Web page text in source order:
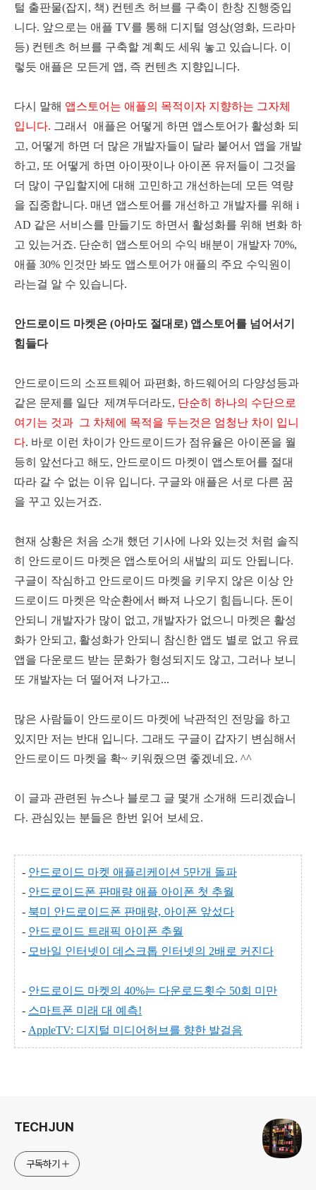
털 출판물(잡지, 책) 컨텐츠 허브를 구축이 한창 진행중입
니다. 앞으로는 애플 TV를 통해 디지털 영상(영화, 드라마
등) 컨텐츠 허브를 구축할 계획도 세워 놓고 있습니다. 이
렇듯 애플은 모든게 앱, 즉 컨텐츠 지향입니다.
다시 말해 앱스토어는 애플의 목적이자 지향하는 그자체
입니다. 그래서 애플은 어떻게 하면 앱스토어가 활성화 되
고, 어떻게 하면 더 많은 개발자들이 달라 붙어서 앱을 개발
하고, 또 어떻게 하면 아이팟이나 아이폰 유저들이 그것을
더 많이 구입할지에 대해 고민하고 개선하는데 모든 역량
을 집중합니다. 매년 앱스토어를 개선하고 개발자를 위해 i
AD 같은 서비스를 만들기도 하면서 활성화를 위해 변화 하
고 있는거죠. 단순히 앱스토어의 수익 배분이 개발자 70%,
애플 30% 인것만 봐도 앱스토어가 애플의 주요 수익원이
라는걸 알 수 있습니다.
안드로이드 마켓은 (아마도 절대로) 앱스토어를 넘어서기
힘들다
안드로이드의 소프트웨어 파편화, 하드웨어의 다양성등과
같은 문제를 일단 제껴두더라도, 단순히 하나의 수단으로
여기는 것과 그 차체에 목적을 두는것은 엄청난 차이 입니
다. 바로 이런 차이가 안드로이드가 점유율은 아이폰을 월
등히 앞선다고 해도, 안드로이드 마켓이 앱스토어를 절대
따라 갈 수 없는 이유 입니다. 구글와 애플은 서로 다른 꿈
을 꾸고 있는거죠.
현재 상황은 처음 소개 했던 기사에 나와 있는것 처럼 솔직
히 안드로이드 마켓은 앱스토어의 새발의 피도 안됩니다.
구글이 작심하고 안드로이드 마켓을 키우지 않은 이상 안
드로이드 마켓은 악순환에서 빠져 나오기 힘듭니다. 돈이
안되니 개발자가 많이 없고, 개발자가 없으니 마켓은 활성
화가 안되고, 활성화가 안되니 참신한 앱도 별로 없고 유료
앱을 다운로드 받는 문화가 형성되지도 않고, 그러나 보니
또 개발자는 더 떨어져 나가고...
많은 사람들이 안드로이드 마켓에 낙관적인 전망을 하고
있지만 저는 반대 입니다. 그래도 구글이 갑자기 변심해서
안드로이드 마켓을 확~ 키워줬으면 좋겠네요. ^^
이 글과 관련된 뉴스나 블로그 글 몇개 소개해 드리겠습니
다. 관심있는 분들은 한번 읽어 보세요.
- 안드로이드 마켓 애플리케이션 5만개 돌파
- 안드로이드폰 판매량 애플 아이폰 첫 추월
- 북미 안드로이드폰 판매량, 아이폰 앞섰다
- 안드로이드 트래픽 아이폰 추월
- 모바일 인터넷이 데스크톱 인터넷의 2배로 커진다
- 안드로이드 마켓의 40%는 다운로드횟수 50회 미만
- 스마트폰 미래 대 예측!
- AppleTV: 디지털 미디어허브를 향한 발걸음
TECHJUN
구독하기